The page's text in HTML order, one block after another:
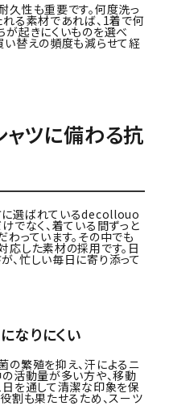
久性も重要です。何度洗っ
れる素材であれば、1着で何
が起きにくいものを選べ
い替えの頻度も減らせて経
ツに備わる抗
に選ばれているdecollouo
でなく、着ている間ずっと
っています。その中でも
応した素材の採用です。日
、忙しい毎日に寄り添って
なりにくい
の繁殖を抑え、汗によるニ
の活動量が多い方や、移動
を通して清潔な印象を保
割も果たせるため、スーツ